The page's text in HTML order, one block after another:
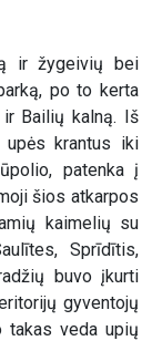
ir žygeivių bei
po to kerta
Bailių kalną. Iš
upės krantus iki
patenka į
šios atkarpos
kaimelių su
Sprīdītis,
buvo įkurti
gyventojų
takas veda upių